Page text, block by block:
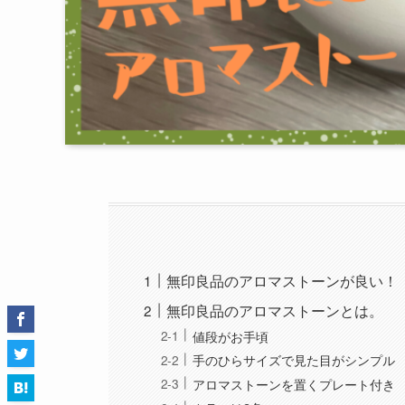
無印良品のアロマストーンが良い！
無印良品のアロマストーンとは。
値段がお手頃
手のひらサイズで見た目がシンプル
アロマストーンを置くプレート付き